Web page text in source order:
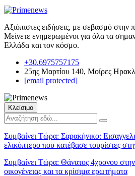
Αξιόπιστες ειδήσεις, με σεβασμό στην
Μείνετε ενημερωμένοι για όλα τα
Ελλάδα και τον κόσμο.
+30.6975757175
25ης Μαρτίου 140, Μοίρες
[email protected]
Κλείσιμο
Συμβαίνει Τώρα: Σαρακήνικο:
ελικόπτερο που κατέβασε τουρίστες
Συμβαίνει Τώρα: Θάνατος 4χρονου
οικογένειας και τα κρίσιμα ερωτήματα